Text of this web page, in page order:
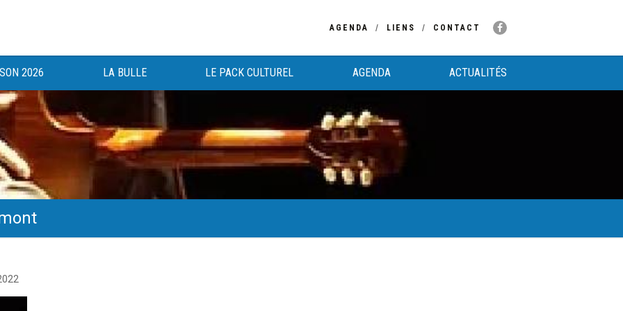
AGENDA LIENS CONTACT
2026 LA BULLE LE PACK CULTUREL AGENDA ACTUALITÉS
au bénéfice des haut-saônois depuis 1983.